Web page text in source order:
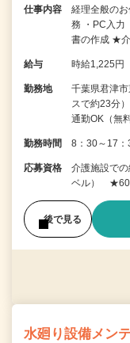
仕事内容
経理全般の
務 ・PC入力
書の作成 ★
給与 時給1,225円
勤務地
千葉県君津
スで約23分
通勤OK（無
勤務時間 8：30～17
応募資格
介護施設で
ベル） ★60
後で見る
水廻り設備メン